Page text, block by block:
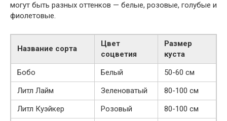
могут быть разных оттенков — белые, розовые, голубые и
фиолетовые.
Название сорта
Цвет
соцветия
Размер
куста
Бобо
Белый
50-60 см
Литл Лайм
Зеленоватый
80-100 см
Литл Куэйкер
Розовый
80-100 см